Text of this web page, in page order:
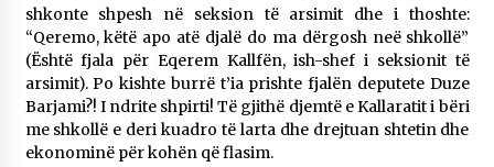
shkonte shpesh në seksion të arsimit dhe i thoshte:
“Qeremo, këtë apo atë djalë do ma dërgosh neë shkollë”
(Është fjala për Eqerem Kallfën, ish-shef i seksionit të
arsimit). Po kishte burrë t’ia prishte fjalën deputete Duze
Barjami?! I ndrite shpirti! Të gjithë djemtë e Kallaratit i bëri
me shkollë e deri kuadro të larta dhe drejtuan shtetin dhe
ekonominë për kohën që flasim.